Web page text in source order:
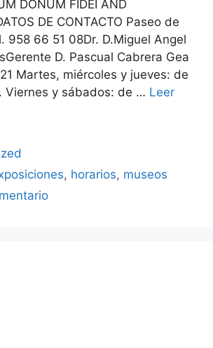
DONUM FIDEI AND
DE CONTACTO Paseo de
958 66 51 08Dr. D.Miguel Angel
D. Pascual Cabrera Gea
Martes, miércoles y jueves: de
Viernes y sábados: de … Leer
, horarios, museos